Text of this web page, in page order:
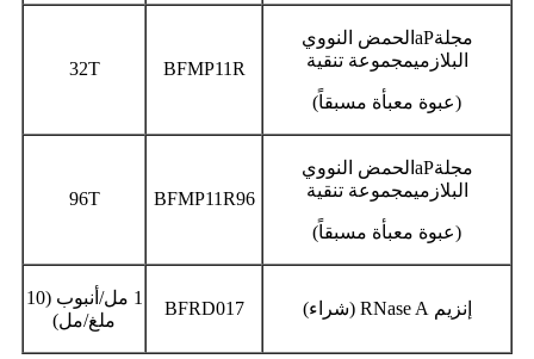
مجلةaP الحمض النووي
البلازميمجموعة تنقية
(عبوة معبأة مسبقاً)
BFMP11R
32T
مجلةaP الحمض النووي
البلازميمجموعة تنقية
(عبوة معبأة مسبقاً)
BFMP11R96
96T
إنزيم RNase A (شراء) BFRD017
1 مل/أنبوب (10
ملغ/مل)